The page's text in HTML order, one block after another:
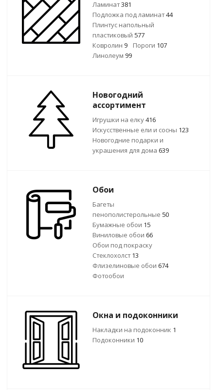
Ламинат381
Подложка под ламинат44
Плинтус напольный
пластиковый 577
Ковролин 9 Пороги 107
Линолеум 99
Новогодний
ассортимент
Игрушки на елку416
Искусственные ели и сосны 123
Новогодние подарки и
украшения для дома 639
Обои
Багеты
пенополистерольные 50
Бумажные обои 15
Виниловые обои 66
Обои под покраску
Стеклохолст13
Флизелиновые обои 674
Фотообои
Окна и подоконники
Накладки на подоконник 1
Подоконники 10